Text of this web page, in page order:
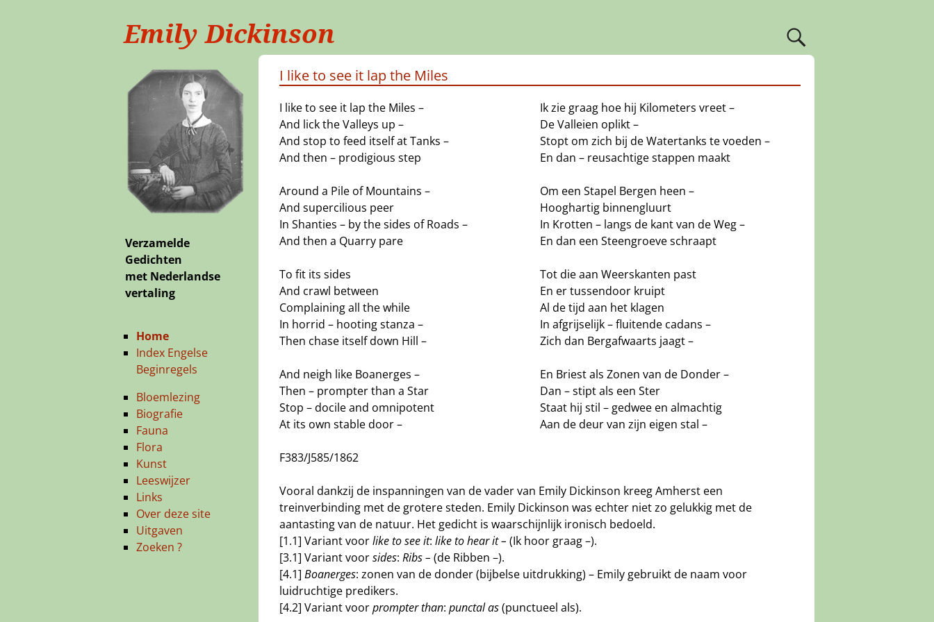
Emily Dickinson
I like to see it lap the Miles
I like to see it lap the Miles –
And lick the Valleys up –
And stop to feed itself at Tanks –
And then – prodigious step
Around a Pile of Mountains –
And supercilious peer
In Shanties – by the sides of Roads –
And then a Quarry pare
To fit its sides
And crawl between
Complaining all the while
In horrid – hooting stanza –
Then chase itself down Hill –
And neigh like Boanerges –
Then – prompter than a Star
Stop – docile and omnipotent
At its own stable door –
F383/J585/1862
Ik zie graag hoe hij Kilometers vreet –
De Valleien oplikt –
Stopt om zich bij de Watertanks te voeden –
En dan – reusachtige stappen maakt
Om een Stapel Bergen heen –
Hooghartig binnengluurt
In Krotten – langs de kant van de Weg –
En dan een Steengroeve schraapt
Tot die aan Weerskanten past
En er tussendoor kruipt
Al de tijd aan het klagen
In afgrijselijk – fluitende cadans –
Zich dan Bergafwaarts jaagt –
En Briest als Zonen van de Donder –
Dan – stipt als een Ster
Staat hij stil – gedwee en almachtig
Aan de deur van zijn eigen stal –
Vooral dankzij de inspanningen van de vader van Emily Dickinson kreeg Amherst een
treinverbinding met de grotere steden. Emily Dickinson was echter niet zo gelukkig met de
aantasting van de natuur. Het gedicht is waarschijnlijk ironisch bedoeld.
[1.1] Variant voorlike to see it: like to hear it – (Ik hoor graag –).
[3.1] Variant voorsides: Ribs – (de Ribben –).
[4.1] Boanerges: zonen van de donder (bijbelse uitdrukking) – Emily gebruikt de naam voor
luidruchtige predikers.
[4.2] Variant voorprompter than: punctal as(punctueel als).
Verzamelde
Gedichten
met Nederlandse
vertaling
Home
Index Engelse
Beginregels
Bloemlezing
Biografie
Fauna
Flora
Kunst
Leeswijzer
Links
Over deze site
Uitgaven
Zoeken ?